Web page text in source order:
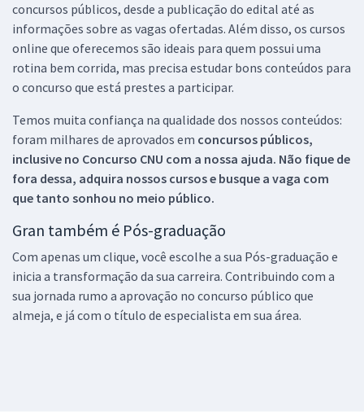
concursos públicos, desde a publicação do edital até as
informações sobre as vagas ofertadas. Além disso, os cursos
online que oferecemos são ideais para quem possui uma
rotina bem corrida, mas precisa estudar bons conteúdos para
o concurso que está prestes a participar.
Temos muita confiança na qualidade dos nossos conteúdos:
foram milhares de aprovados em concursos públicos,
inclusive no Concurso CNU com a nossa ajuda. Não fique de
fora dessa, adquira nossos cursos e busque a vaga com
que tanto sonhou no meio público.
Gran também é Pós-graduação
Com apenas um clique, você escolhe a sua Pós-graduação e
inicia a transformação da sua carreira. Contribuindo com a
sua jornada rumo a aprovação no concurso público que
almeja, e já com o título de especialista em sua área.